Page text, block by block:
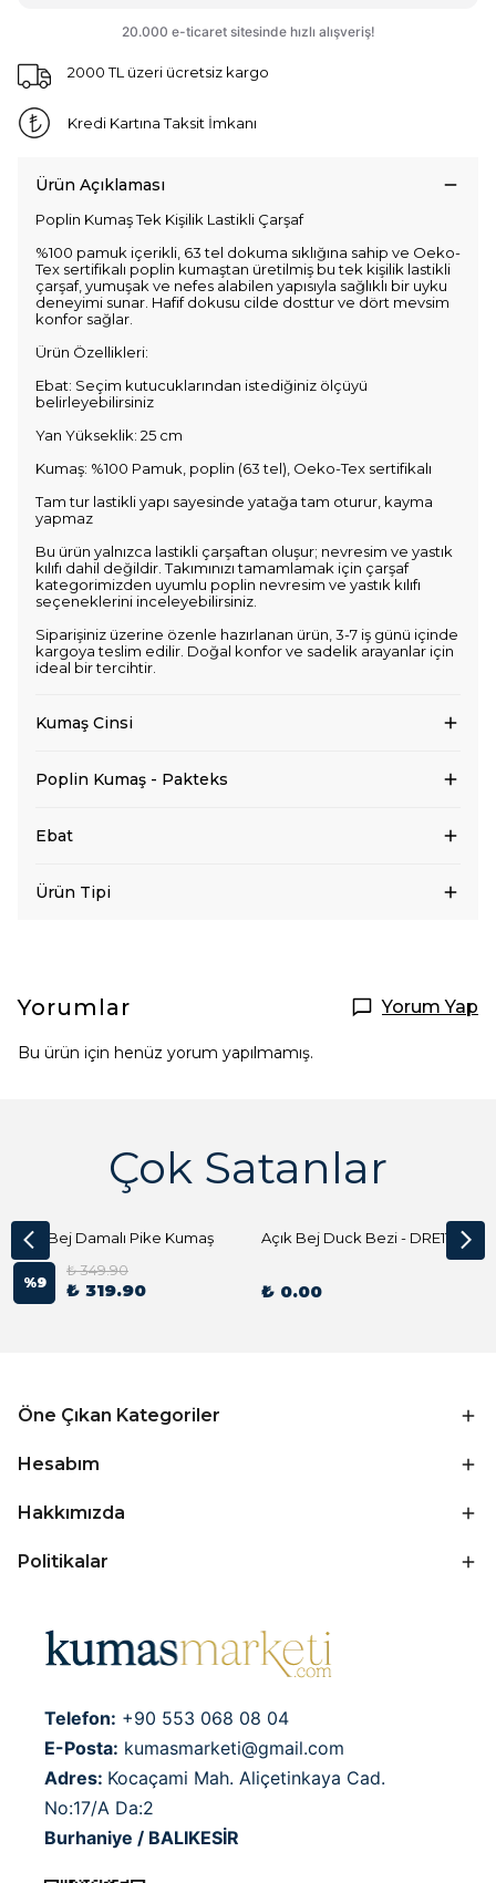
2000 TL üzeri ücretsiz kargo
Kredi Kartına Taksit İmkanı
Ürün Açıklaması
Poplin Kumaş Tek Kişilik Lastikli Çarşaf
%100 pamuk içerikli, 63 tel dokuma sıklığına sahip ve Oeko-
Tex sertifikalı poplin kumaştan üretilmiş bu tek kişilik lastikli
çarşaf, yumuşak ve nefes alabilen yapısıyla sağlıklı bir uyku
deneyimi sunar. Hafif dokusu cilde dosttur ve dört mevsim
konfor sağlar.
Ürün Özellikleri:
Ebat: Seçim kutucuklarından istediğiniz ölçüyü
belirleyebilirsiniz
Yan Yükseklik: 25 cm
Kumaş: %100 Pamuk, poplin (63 tel), Oeko-Tex sertifikalı
Tam tur lastikli yapı sayesinde yatağa tam oturur, kayma
yapmaz
Bu ürün yalnızca lastikli çarşaftan oluşur; nevresim ve yastık
kılıfı dahil değildir. Takımınızı tamamlamak için çarşaf
kategorimizden uyumlu poplin nevresim ve yastık kılıfı
seçeneklerini inceleyebilirsiniz.
Siparişiniz üzerine özenle hazırlanan ürün, 3-7 iş günü içinde
kargoya teslim edilir. Doğal konfor ve sadelik arayanlar için
ideal bir tercihtir.
Kumaş Cinsi
Poplin Kumaş - Pakteks
Ebat
Ürün Tipi
Yorumlar Yorum Yap
Bu ürün için henüz yorum yapılmamış.
Çok Satanlar
Açık Bej Damalı Pike Kumaş
%9
₺ 349.90
₺ 319.90
Açık Bej Duck Bezi - DRE1144 Kumaş Peçete
₺ 0.00
Öne Çıkan Kategoriler
Hesabım
Hakkımızda
Politikalar
Telefon: +90 553 068 08 04
E-Posta: kumasmarketi@gmail.com
Adres: Kocaçami Mah. Aliçetinkaya Cad.
No:17/A Da:2
Burhaniye / BALIKESİR